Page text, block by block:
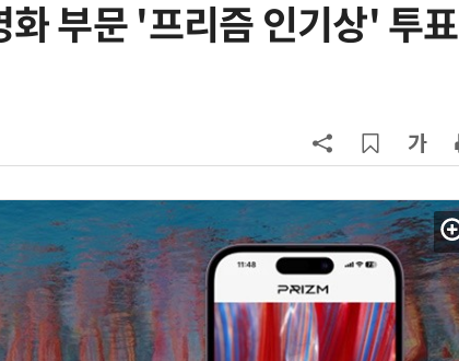
부문 '프리즘 인기상' 투표
AI Native Enterprise를 지원하는 AI Ready Data 플랫폼 활용 전략